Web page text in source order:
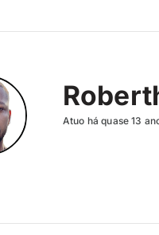
Atuo há quase 13